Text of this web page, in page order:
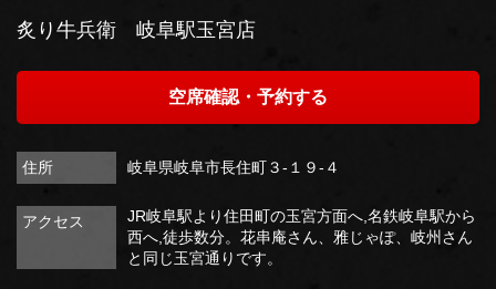
炙り牛兵衛 岐阜駅玉宮店
空席確認・予約する
住所 岐阜県岐阜市長住町３-１９-４
アクセス
JR岐阜駅より住田町の玉宮方面へ,名鉄岐阜駅から
西へ,徒歩数分。花串庵さん、雅じゃぽ、岐州さん
と同じ玉宮通りです。